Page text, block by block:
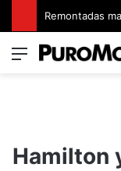
Menú
Hamilton